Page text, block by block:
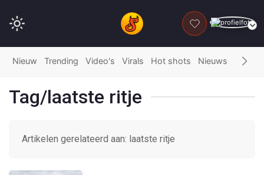
DONEER
Nieuw Trending Video's Virals Hot shots Nieuws Fails
Tag/laatste ritje
Artikelen gerelateerd aan: laatste ritje